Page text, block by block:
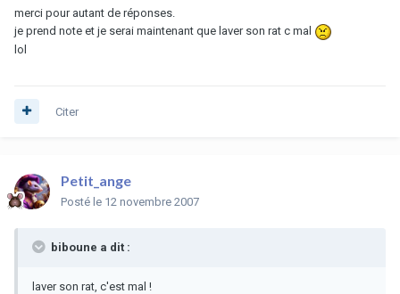
merci pour autant de réponses.
je prend note et je serai maintenant que laver son rat c mal
lol
Citer
Petit_ange
Posté le 12 novembre 2007
biboune a dit :
laver son rat, c'est mal !